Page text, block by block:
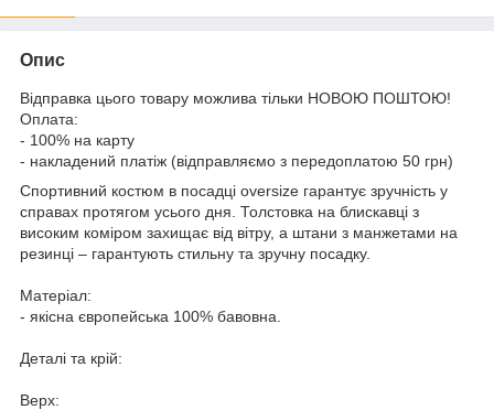
Опис
Відправка цього товару можлива тільки НОВОЮ ПОШТОЮ!
Оплата:
- 100% на карту
- накладений платіж (відправляємо з передоплатою 50 грн)
Спортивний костюм в посадці oversize гарантує зручність у
справах протягом усього дня. Толстовка на блискавці з
високим коміром захищає від вітру, а штани з манжетами на
резинці – гарантують стильну та зручну посадку.
Матеріал:
- якісна європейська 100% бавовна.
Деталі та крій:
Верх: